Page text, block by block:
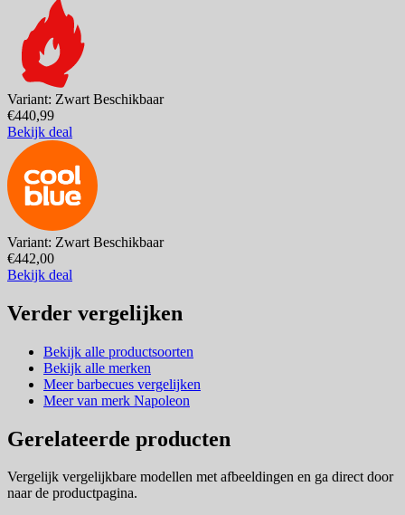
Variant: Zwart Beschikbaar
€440,99
Bekijk deal
Variant: Zwart Beschikbaar
€442,00
Bekijk deal
Verder vergelijken
Bekijk alle productsoorten
Bekijk alle merken
Meer barbecues vergelijken
Meer van merk Napoleon
Gerelateerde producten
Vergelijk vergelijkbare modellen met afbeeldingen en ga direct door
naar de productpagina.